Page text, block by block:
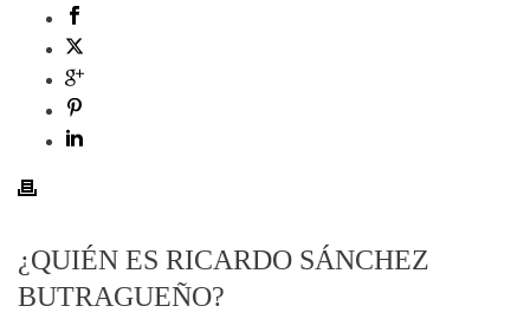
¿QUIÉN ES RICARDO SÁNCHEZ
BUTRAGUEÑO?